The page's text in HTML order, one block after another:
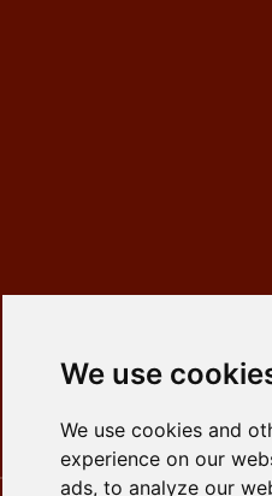
We use
We use cookies and
experience on our
ads, to analyze our